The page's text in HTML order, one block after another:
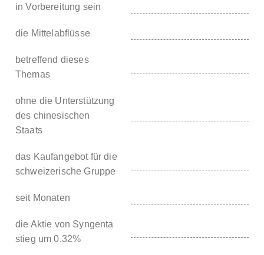
in Vorbereitung sein
die Mittelabflüsse
betreffend dieses
Themas
ohne die Unterstützung
des chinesischen
Staats
das Kaufangebot für die
schweizerische Gruppe
seit Monaten
die Aktie von Syngenta
stieg um 0,32%